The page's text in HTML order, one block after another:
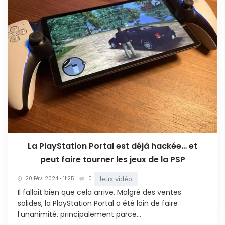
localement.
Tous les titres ne sont pas disponibles dans le
cloud. La compatibilité dépend du jeu, du pays
et des accords conclus avec les éditeurs. Le
streaming concerne actuellement les jeux PS5
éligibles et ne permet pas de lancer
directement des jeux PS3 ou PS4 depuis le cloud
sur le Portal.
Une console portable
ou un lecteur à
distance ?
Le PlayStation Portal n’est pas une console
portable comparable à la Nintendo Switch ou
La PlayStation Portal est déjà hackée… et
peut faire tourner les jeux de la PSP
20 Fév. 2024 • 11:25 0 Jeux vidéo
Il fallait bien que cela arrive. Malgré des ventes
solides, la PlayStation Portal a été loin de faire
l’unanimité, principalement parce...